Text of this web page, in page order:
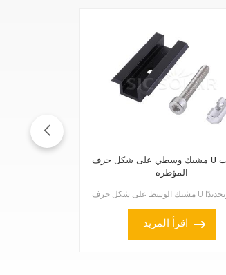
مشبك وسطي على شكل حرف U للوحدات
المؤطرة
اقرأ المزيد